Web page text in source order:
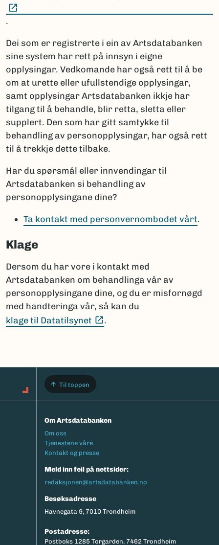
.
Dei som er registrerte i ein av Artsdatabanken
sine system har rett på innsyn i eigne
opplysingar. Vedkomande har også rett til å be
om at urette eller ufullstendige opplysingar,
samt opplysingar Artsdatabanken ikkje har
tilgang til å behandle, blir retta, sletta eller
supplert. Den som har gitt samtykke til
behandling av personopplysingar, har også rett
til å trekkje dette tilbake.
Har du spørsmål eller innvendingar til
Artsdatabanken si behandling av
personopplysingane dine?
Ta kontakt med personvernombodet vårt.
Klage
Dersom du har vore i kontakt med
Artsdatabanken om behandlinga vår av
personopplysingane dine, og du er misfornøgd
med handteringa vår, så kan du
klage til Datatilsynet
.
Til toppen
Om Artsdatabanken
Footermeny
Om oss
Tjenestene våre
Kontakt og presse
Meld inn feil på nettsider:
redaksjonen@artsdatabanken.no
Besøksadresse
Havnegata 9, 7010 Trondheim
Postadresse:
Postboks 1285 Torgarden, 7462 Trondheim